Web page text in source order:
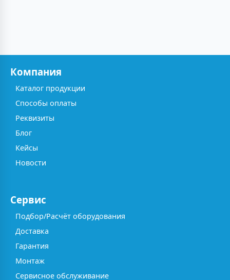
Компания
Каталог продукции
Способы оплаты
Реквизиты
Блог
Кейсы
Новости
Сервис
Подбор/Расчёт оборудования
Доставка
Гарантия
Монтаж
Сервисное обслуживание